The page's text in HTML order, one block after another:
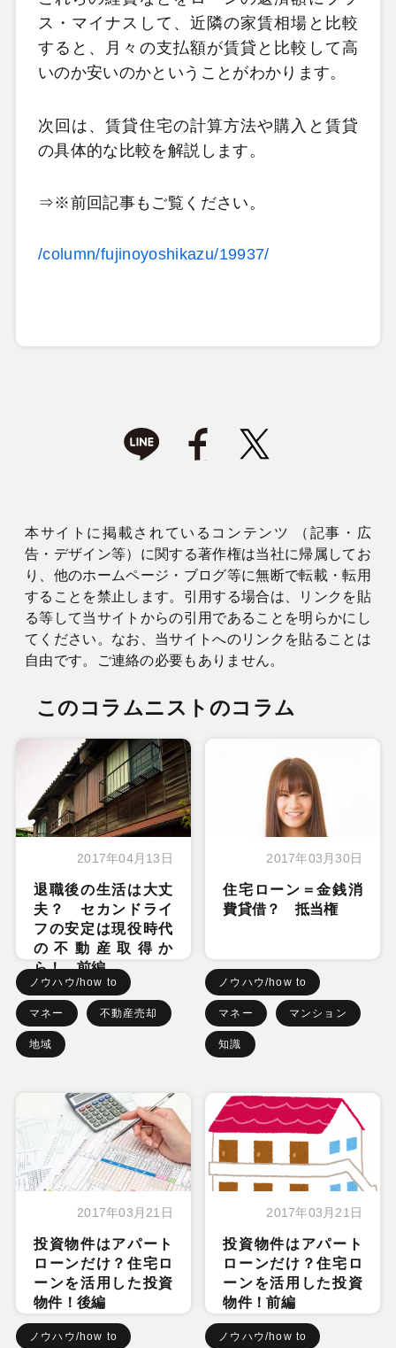
ス・マイナスして、近隣の家賃相場と比較
すると、月々の支払額が賃貸と比較して高
いのか安いのかということがわかります。
次回は、賃貸住宅の計算方法や購入と賃貸
の具体的な比較を解説します。
⇒※前回記事もご覧ください。
/column/fujinoyoshikazu/19937/
本サイトに掲載されているコンテンツ （記事・広
告・デザイン等）に関する著作権は当社に帰属してお
り、他のホームページ・ブログ等に無断で転載・転用
することを禁止します。引用する場合は、リンクを貼
る等して当サイトからの引用であることを明らかにし
てください。なお、当サイトへのリンクを貼ることは
自由です。ご連絡の必要もありません。
このコラムニストのコラム
2017年04月13日
退職後の生活は大丈
夫？ セカンドライ
フの安定は現役時代
の不動産取得か
ら！ 前編
ノウハウ/how to
マネー 不動産売却
地域
2017年03月30日
住宅ローン＝金銭消
費貸借？ 抵当権
ノウハウ/how to
マネー マンション
知識
2017年03月21日
投資物件はアパート
ローンだけ？住宅ロ
ーンを活用した投資
物件！後編
ノウハウ/how to
2017年03月21日
投資物件はアパート
ローンだけ？住宅ロ
ーンを活用した投資
物件！前編
ノウハウ/how to